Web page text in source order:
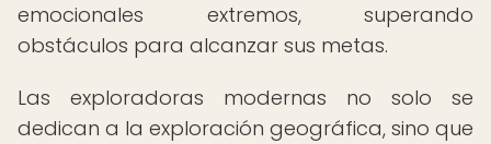
emocionales extremos, superando
obstáculos para alcanzar sus metas.
Las exploradoras modernas no solo se
dedican a la exploración geográfica, sino que